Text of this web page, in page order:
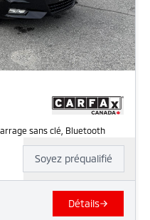
sans clé, Bluetooth
Soyez préqualifié
Détails